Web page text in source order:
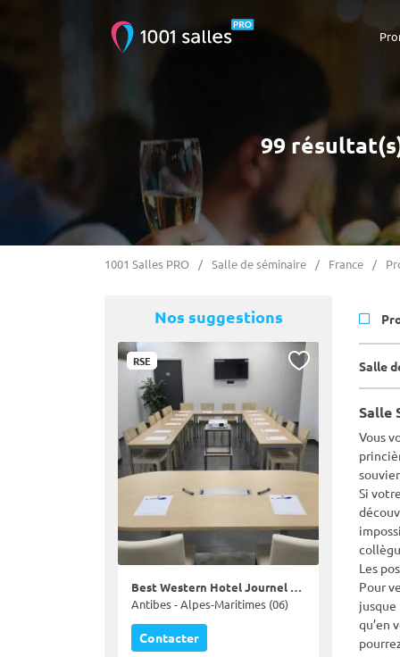
99
1001 Salles PRO Salle de séminaire France
Nos suggestions
RSE
Best Western Hotel Journel Antibes
Antibes - Alpes-Maritimes (06)
Contacter
Salle
Salle
Vous
Si
Les
Pour
jusque
qu’en